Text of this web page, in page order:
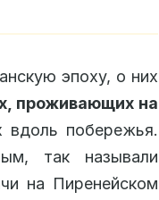
эпоху, о них
проживающих на
вдоль побережья.
так называли
на Пиренейском